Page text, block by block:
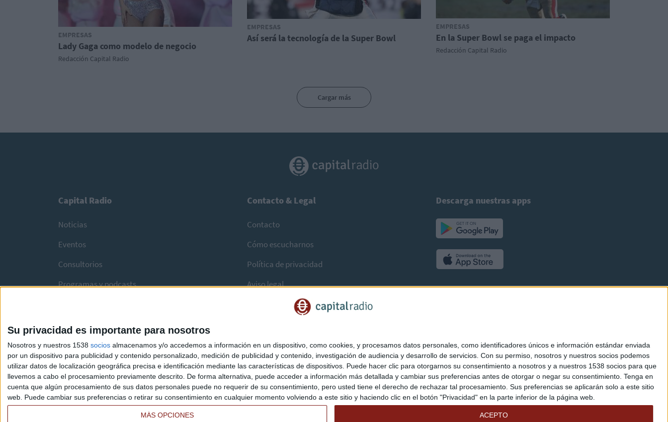
Su privacidad es importante para nosotros
Nosotros y nuestros 1538 socios almacenamos y/o accedemos a información en un dispositivo, como cookies, y procesamos datos personales, como identificadores únicos e información estándar enviada
por un dispositivo para publicidad y contenido personalizado, medición de publicidad y contenido, investigación de audiencia y desarrollo de servicios. Con su permiso, nosotros y nuestros socios podemos
utilizar datos de localización geográfica precisa e identificación mediante las características de dispositivos. Puede hacer clic para otorgarnos su consentimiento a nosotros y a nuestros 1538 socios para que
llevemos a cabo el procesamiento previamente descrito. De forma alternativa, puede acceder a información más detallada y cambiar sus preferencias antes de otorgar o negar su consentimiento. Tenga en
cuenta que algún procesamiento de sus datos personales puede no requerir de su consentimiento, pero usted tiene el derecho de rechazar tal procesamiento. Sus preferencias se aplicarán solo a este sitio
web. Puede cambiar sus preferencias o retirar su consentimiento en cualquier momento volviendo a este sitio y haciendo clic en el botón "Privacidad" en la parte inferior de la página web.
MÁS OPCIONES ACEPTO
EMPRESAS
Lady Gaga como modelo de negocio
Redacción Capital Radio
EMPRESAS
Así será la tecnología de la Super Bowl
EMPRESAS
En la Super Bowl se paga el impacto
Redacción Capital Radio
Cargar más
Capital Radio
Noticias
Eventos
Consultorios
Programas y podcasts
Contacto & Legal
Contacto
Cómo escucharnos
Política de privacidad
Aviso legal
Descarga nuestras apps